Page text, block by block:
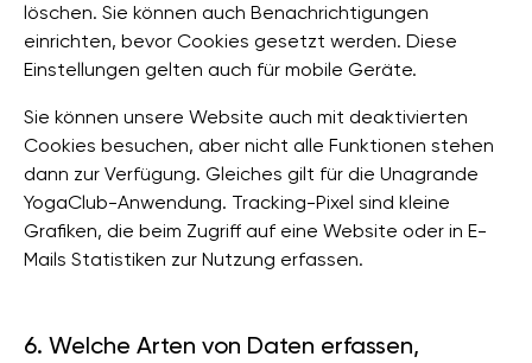
löschen. Sie können auch Benachrichtigungen
einrichten, bevor Cookies gesetzt werden. Diese
Einstellungen gelten auch für mobile Geräte.
Sie können unsere Website auch mit deaktivierten
Cookies besuchen, aber nicht alle Funktionen stehen
dann zur Verfügung. Gleiches gilt für die Unagrande
YogaClub-Anwendung. Tracking-Pixel sind kleine
Grafiken, die beim Zugriff auf eine Website oder in E-
Mails Statistiken zur Nutzung erfassen.
6. Welche Arten von Daten erfassen,